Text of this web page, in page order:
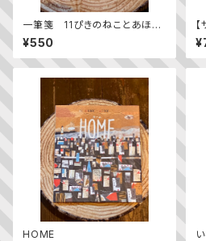
一筆箋 11ぴきのねことあほう
どり
¥550
HOME